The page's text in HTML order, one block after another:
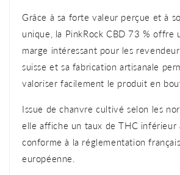
Grâce à sa forte valeur perçue et à
unique, la PinkRock CBD 73 % offre
marge intéressant pour les
suisse et sa fabrication artisanale
valoriser facilement le produit en
Issue de chanvre cultivé selon les
elle affiche un taux de THC inférieur
conforme à la réglementation
européenne.